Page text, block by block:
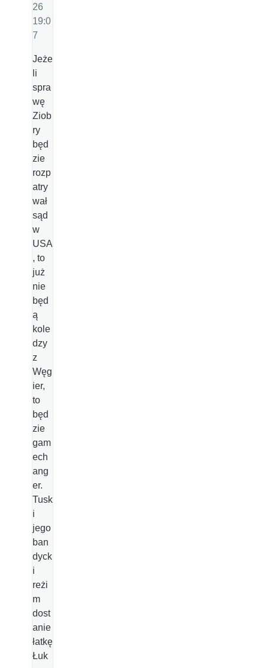
26
19:0
7
Jeże
li
spra
wę
Ziob
ry
będ
zie
rozp
atry
wał
sąd
w
USA
, to
już
nie
będ
ą
kole
dzy
z
Węg
ier,
to
będ
zie
gam
ech
ang
er.
Tusk
i
jego
ban
dyck
i
reżi
m
dost
anie
łatkę
Łuk